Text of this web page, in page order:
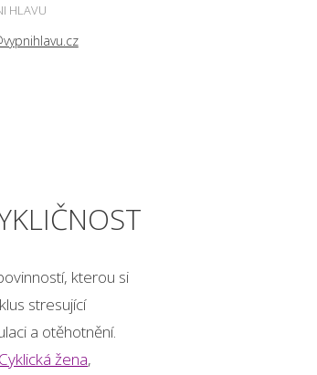
HLAVU
kterou si
stresující
a otěhotnění.
Cyklická žena,